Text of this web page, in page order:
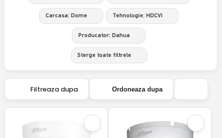
Carcasa: Dome Tehnologie: HDCVI
Producator: Dahua
Sterge toate filtrele
Filtreaza dupa Ordoneaza dupa